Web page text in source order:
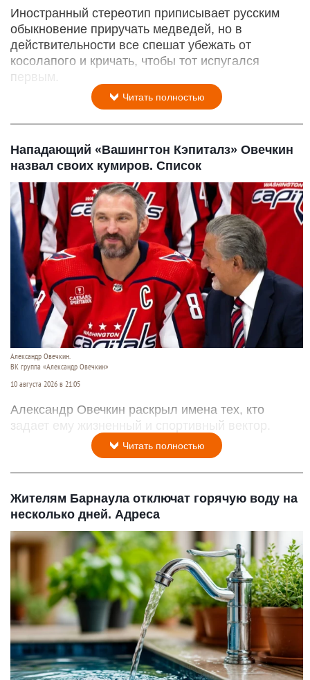
Иностранный стереотип приписывает русским
обыкновение приручать медведей, но в
действительности все спешат убежать от
косолапого и кричать, чтобы тот испугался
первым.
Читать полностью
Нападающий «Вашингтон Кэпиталз» Овечкин
назвал своих кумиров. Список
Александр Овечкин.
ВК группа «Александр Овечкин»
10 августа 2026 в 21:05
Александр Овечкин раскрыл имена тех, кто
задает ему жизненный и спортивный вектор.
Читать полностью
Жителям Барнаула отключат горячую воду на
несколько дней. Адреса